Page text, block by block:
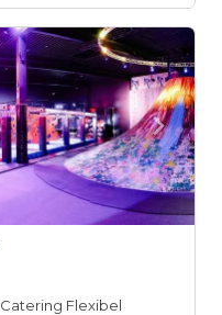
Catering Flexibel